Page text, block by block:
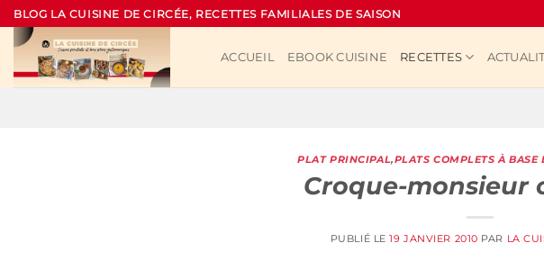
Passer
au
contenu
BLOG LA CUISINE DE CIRCÉE, RECETTES FAMILIALES DE SAISON
ACCUEIL EBOOK CUISINE RECETTES
PLAT PRINCIPAL,PLATS COMPLETS À BASE
Croque-monsieur
PUBLIÉ LE19 JANVIER 2010 PAR LA